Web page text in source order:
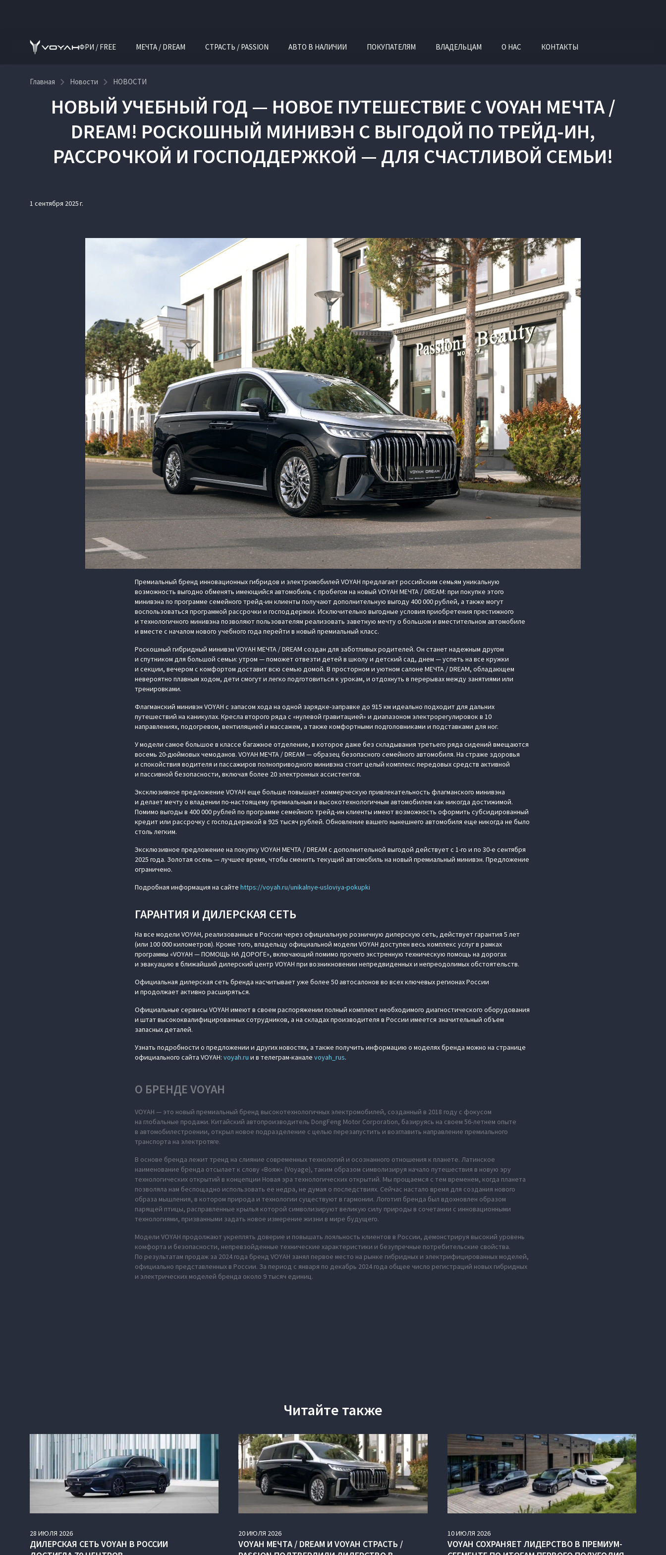
ФРИ / FREE МЕЧТА / DREAM СТРАСТЬ / PASSION АВТО В НАЛИЧИИ ПОКУПАТЕЛЯМ ВЛАДЕЛЬЦАМ О НАС КОНТАКТЫ
Главная Новости НОВОСТИ
НОВЫЙ УЧЕБНЫЙ ГОД — НОВОЕ ПУТЕШЕСТВИЕ С VOYAH МЕЧТА /
DREAM! РОСКОШНЫЙ МИНИВЭН С ВЫГОДОЙ ПО ТРЕЙД-ИН,
РАССРОЧКОЙ И ГОСПОДДЕРЖКОЙ — ДЛЯ СЧАСТЛИВОЙ СЕМЬИ!
1 сентября 2025 г.
Премиальный бренд инновационных гибридов и электромобилей VOYAH предлагает российским семьям уникальную
возможность выгодно обменять имеющийся автомобиль с пробегом на новый VOYAH МЕЧТА / DREAM: при покупке этого
минивэна по программе семейного трейд-ин клиенты получают дополнительную выгоду 400 000 рублей, а также могут
воспользоваться программой рассрочки и господдержки. Исключительно выгодные условия приобретения престижного
и технологичного минивэна позволяют пользователям реализовать заветную мечту о большом и вместительном автомобиле
и вместе с началом нового учебного года перейти в новый премиальный класс.
Роскошный гибридный минивэн VOYAH МЕЧТА / DREAM создан для заботливых родителей. Он станет надежным другом
и спутником для большой семьи: утром — поможет отвезти детей в школу и детский сад, днем — успеть на все кружки
и секции, вечером с комфортом доставит всю семью домой. В просторном и уютном салоне МЕЧТА / DREAM, обладающем
невероятно плавным ходом, дети смогут и легко подготовиться к урокам, и отдохнуть в перерывах между занятиями или
тренировками.
Флагманский минивэн VOYAH с запасом хода на одной зарядке-заправке до 915 км идеально подходит для дальних
путешествий на каникулах. Кресла второго ряда с «нулевой гравитацией» и диапазоном электрорегулировок в 10
направлениях, подогревом, вентиляцией и массажем, а также комфортными подголовниками и подставками для ног.
У модели самое большое в классе багажное отделение, в которое даже без складывания третьего ряда сидений вмещаются
восемь 20-дюймовых чемоданов. VOYAH МЕЧТА / DREAM — образец безопасного семейного автомобиля. На страже здоровья
и спокойствия водителя и пассажиров полноприводного минивэна стоит целый комплекс передовых средств активной
и пассивной безопасности, включая более 20 электронных ассистентов.
Эксклюзивное предложение VOYAH еще больше повышает коммерческую привлекательность флагманского минивэна
и делает мечту о владении по-настоящему премиальным и высокотехнологичным автомобилем как никогда достижимой.
Помимо выгоды в 400 000 рублей по программе семейного трейд-ин клиенты имеют возможность оформить субсидированный
кредит или рассрочку с господдержкой в 925 тысяч рублей. Обновление вашего нынешнего автомобиля еще никогда не было
столь легким.
Эксклюзивное предложение на покупку VOYAH МЕЧТА / DREAM с дополнительной выгодой действует с 1-го и по 30-е сентября
2025 года. Золотая осень — лучшее время, чтобы сменить текущий автомобиль на новый премиальный минивэн. Предложение
ограничено.
Подробная информация на сайте https://voyah.ru/unikalnye-usloviya-pokupki
ГАРАНТИЯ И ДИЛЕРСКАЯ СЕТЬ
На все модели VOYAH, реализованные в России через официальную розничную дилерскую сеть, действует гарантия 5 лет
(или 100 000 километров). Кроме того, владельцу официальной модели VOYAH доступен весь комплекс услуг в рамках
программы «VOYAH — ПОМОЩЬ НА ДОРОГЕ», включающий помимо прочего экстренную техническую помощь на дорогах
и эвакуацию в ближайший дилерский центр VOYAH при возникновении непредвиденных и непреодолимых обстоятельств.
Официальная дилерская сеть бренда насчитывает уже более 50 автосалонов во всех ключевых регионах России
и продолжает активно расширяться.
Официальные сервисы VOYAH имеют в своем распоряжении полный комплект необходимого диагностического оборудования
и штат высококвалифицированных сотрудников, а на складах производителя в России имеется значительный объем
запасных деталей.
Узнать подробности о предложении и других новостях, а также получить информацию о моделях бренда можно на странице
официального сайта VOYAH: voyah.ru и в телеграм-канале voyah_rus.
О БРЕНДЕ VOYAH
VOYAH — это новый премиальный бренд высокотехнологичных электромобилей, созданный в 2018 году с фокусом
на глобальные продажи. Китайский автопроизводитель DongFeng Motor Corporation, базируясь на своем 56-летнем опыте
в автомобилестроении, открыл новое подразделение с целью перезапустить и возглавить направление премиального
транспорта на электротяге.
В основе бренда лежит тренд на слияние современных технологий и осознанного отношения к планете. Латинское
наименование бренда отсылает к слову «Вояж» (Voyage), таким образом символизируя начало путешествия в новую эру
технологических открытий в концепции Новая эра технологических открытий. Мы прощаемся с тем временем, когда планета
позволяла нам беспощадно использовать ее недра, не думая о последствиях. Сейчас настало время для создания нового
образа мышления, в котором природа и технологии существуют в гармонии. Логотип бренда был вдохновлен образом
парящей птицы, расправленные крылья которой символизируют великую силу природы в сочетании с инновационными
технологиями, призванными задать новое измерение жизни в мире будущего.
Модели VOYAH продолжают укреплять доверие и повышать лояльность клиентов в России, демонстрируя высокий уровень
комфорта и безопасности, непревзойденные технические характеристики и безупречные потребительские свойства.
По результатам продаж за 2024 года бренд VOYAH занял первое место на рынке гибридных и электрифицированных моделей,
официально представленных в России. За период с января по декабрь 2024 года общее число регистраций новых гибридных
и электрических моделей бренда около 9 тысяч единиц.
Читайте также
28 ИЮЛЯ 2026
ДИЛЕРСКАЯ СЕТЬ VOYAH В РОССИИ
20ИЮЛЯ 2026
VOYAH МЕЧТА / DREAM И VOYAH СТРАСТЬ /
10ИЮЛЯ 2026
VOYAH СОХРАНЯЕТ ЛИДЕРСТВО В ПРЕМИУМ-